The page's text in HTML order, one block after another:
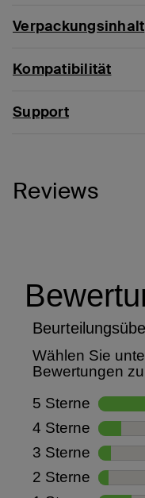
Verpackungsinhalt
Kompatibilität
Support
Reviews